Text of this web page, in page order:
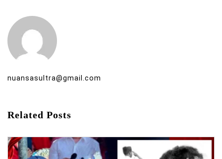
nuansasultra@gmail.com
Related Posts